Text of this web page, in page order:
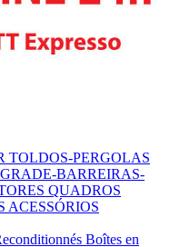
TOLDOS-PERGOLAS
BARREIRAS-
QUADROS
ACESSÓRIOS
Boîtes en